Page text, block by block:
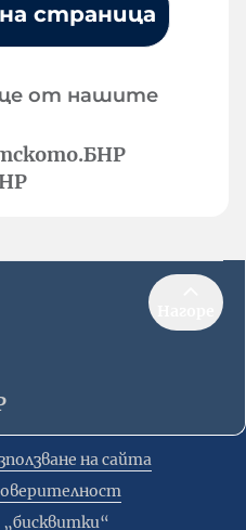
страница
от нашите
на сайта